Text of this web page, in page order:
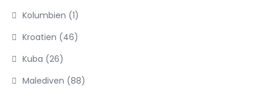
Kolumbien (1)
Kroatien (46)
Kuba (26)
Malediven (88)